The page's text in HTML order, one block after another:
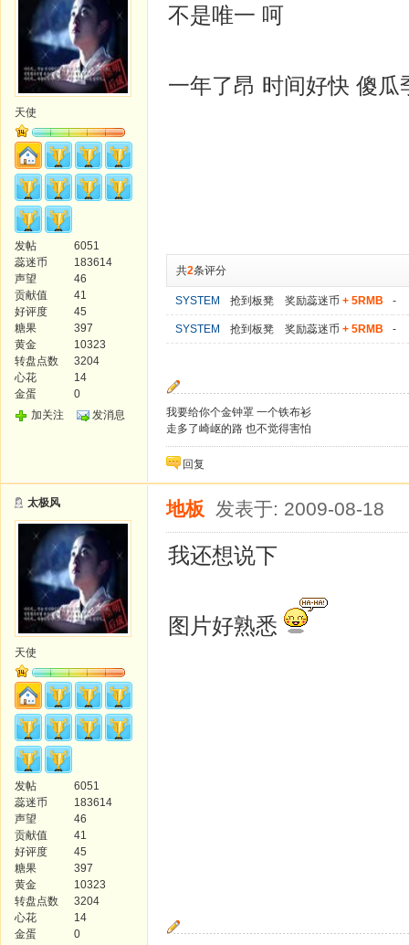
天使
发帖
6051
蕊迷币
183614
声望
46
贡献值
41
好评度
45
糖果
397
黄金
10323
转盘点数
3204
心花
14
金蛋
0
加关注
发消息
不是唯一 呵
一年了昂 时间好快 傻
共2条评分
SYSTEM 抢到板凳 奖励蕊迷币 + 5RMB -
SYSTEM 抢到板凳 奖励蕊迷币 + 5RMB -
我要给你个金钟罩 一个铁布衫
走多了崎岖的路 也不觉得害怕
回复
太极风
天使
发帖
6051
蕊迷币
183614
声望
46
贡献值
41
好评度
45
糖果
397
黄金
10323
转盘点数
3204
心花
14
金蛋
0
地板 发表于: 2009-08-18
我还想说下
图片好熟悉